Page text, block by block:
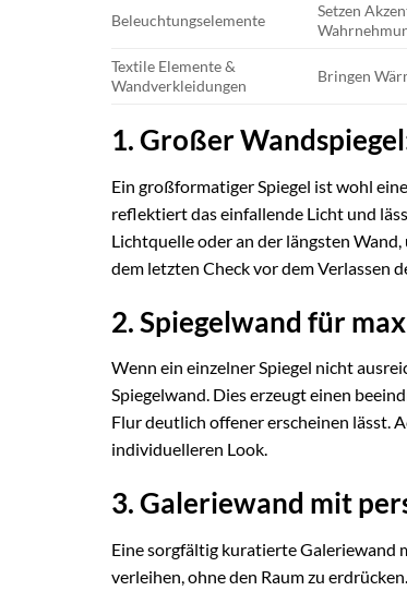
Beleuchtungselemente
Setzen
Textile Elemente &
Wandverkleidungen
Bringen
1. Großer
Ein großformatiger Spiegel ist wohl
reflektiert das einfallende Licht und
Lichtquelle oder an der längsten
dem letzten Check vor dem Verlassen
2. Spiegelwand für
Wenn ein einzelner Spiegel nicht
Spiegelwand. Dies erzeugt einen
Flur deutlich offener erscheinen lässt.
individuelleren Look.
3. Galeriewand mit
Eine sorgfältig kuratierte Galeriewand
verleihen, ohne den Raum zu